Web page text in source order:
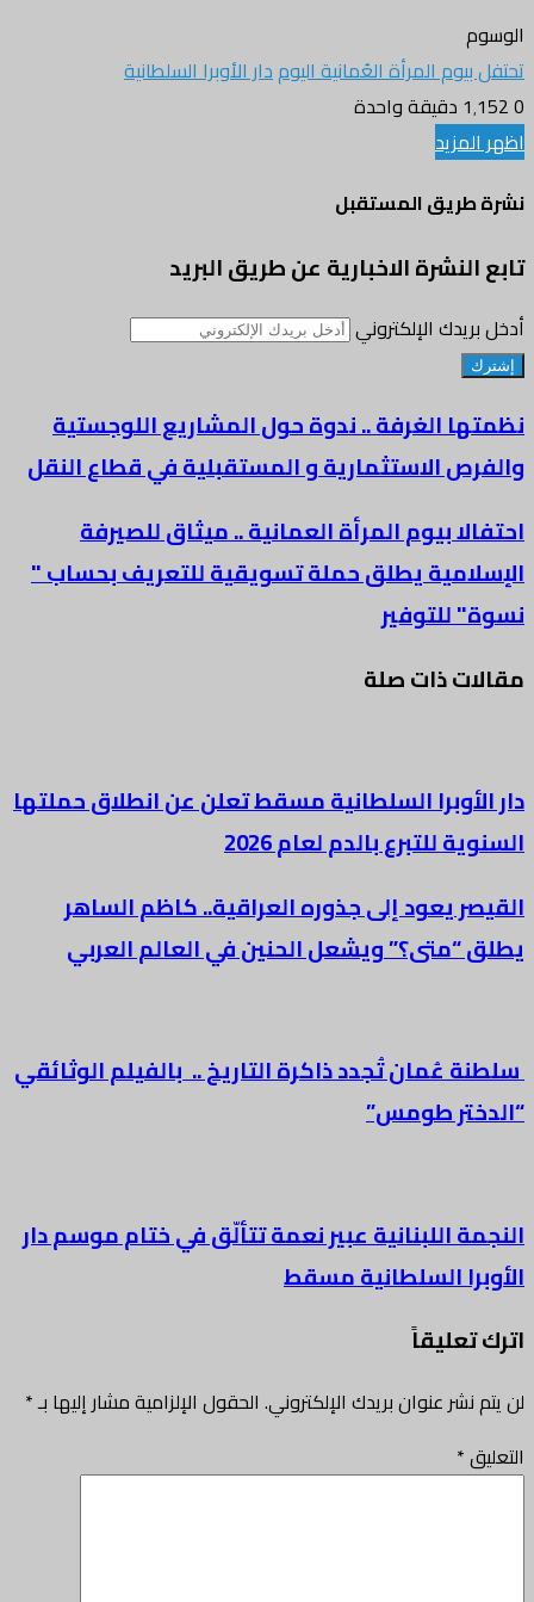
الوسوم
تحتفل بيوم المرأة العُمانية اليومدار الأوبرا السلطانية
0
دقيقة واحدة
اظهر المزيد
نشرة طريق المستقبل
تابع النشرة الاخبارية عن طريق البريد
أدخل بريدك الإلكتروني
نظمتها الغرفة .. ندوة حول المشاريع اللوجستية
والفرص الاستثمارية و المستقبلية في قطاع النقل
احتفالا بيوم المرأة العمانية .. ميثاق للصيرفة
الإسلامية يطلق حملة تسويقية للتعريف بحساب "
نسوة" للتوفير
مقالات ذات صلة
دار الأوبرا السلطانية مسقط تعلن عن انطلاق حملتها
السنوية للتبرع بالدم لعام 2026
القيصر يعود إلى جذوره العراقية.. كاظم الساهر
يطلق “متى؟” ويشعل الحنين في العالم العربي
سلطنة عُمان تُجدد ذاكرة التاريخ .. بالفيلم الوثائقي
“الدختر طومس”
النجمة اللبنانية عبير نعمة تتألّق في ختام موسم دار
الأوبرا السلطانية مسقط
اترك تعليقاً
لن يتم نشر عنوان بريدك الإلكتروني. الحقول الإلزامية مشار إليها بـ*
التعليق*